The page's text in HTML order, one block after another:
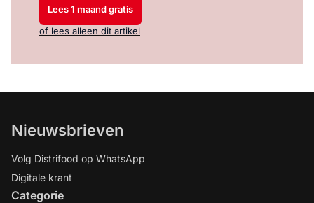
Lees 1 maand gratis
of lees alleen dit artikel
Nieuwsbrieven
Volg Distrifood op WhatsApp
Digitale krant
Categorie